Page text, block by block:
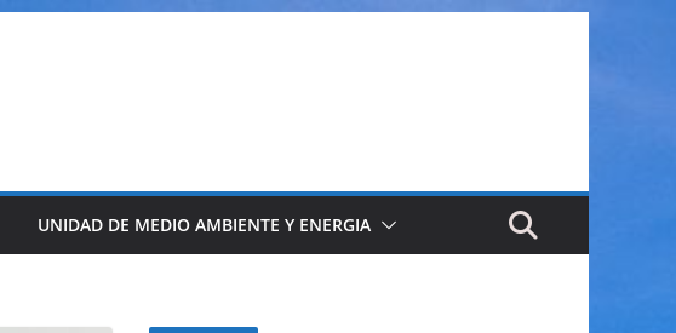
UNIDAD DE MEDIO AMBIENTE Y ENERGIA